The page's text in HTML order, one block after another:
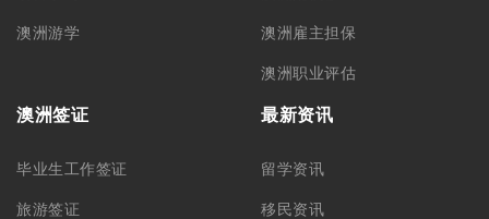
澳洲游学 澳洲雇主担保
澳洲职业评估
澳洲签证
毕业生工作签证
旅游签证
最新资讯
留学资讯
移民资讯